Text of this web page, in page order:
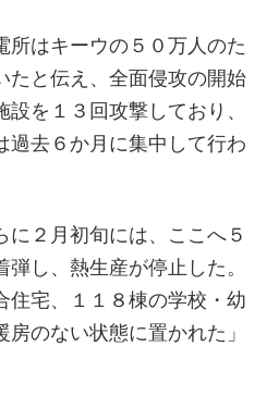
所はキーウの５０万人のた
たと伝え、全面侵攻の開始
を１３回攻撃しており、
過去６か月に集中して行わ
に２月初旬には、ここへ５
し、熱生産が停止した。
住宅、１１８棟の学校・幼
のない状態に置かれた」